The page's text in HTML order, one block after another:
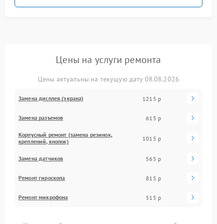
Цены на услуги ремонта
Цены актуальны на текущую дату 08.08.2026
Замена дисплея (экрана) 1215 р
Замена разъемов 615 р
Корпусный ремонт (замена резинок,
креплений, кнопок)
1015 р
Замена датчиков 565 р
Ремонт гироскопа 815 р
Ремонт микрофона 515 р